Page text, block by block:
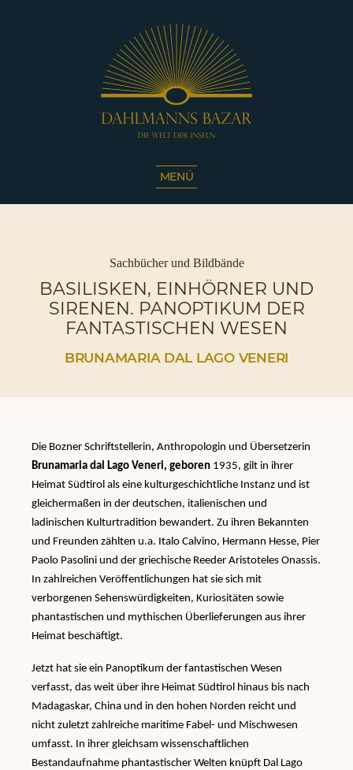
Die
Inseln
|
Café
Sassnitz
MENÜ
Kategorien
Sachbücher und Bildbände
BASILISKEN, EINHÖRNER UND
SIRENEN. PANOPTIKUM DER
FANTASTISCHEN WESEN
BRUNAMARIA DAL LAGO VENERI
Die Bozner Schriftstellerin, Anthropologin und Übersetzerin
Brunamaria dal Lago Veneri, geboren 1935, gilt in ihrer
Heimat Südtirol als eine kulturgeschichtliche Instanz und ist
gleichermaßen in der deutschen, italienischen und
ladinischen Kulturtradition bewandert. Zu ihren Bekannten
und Freunden zählten u.a. Italo Calvino, Hermann Hesse, Pier
Paolo Pasolini und der griechische Reeder Aristoteles Onassis.
In zahlreichen Veröffentlichungen hat sie sich mit
verborgenen Sehenswürdigkeiten, Kuriositäten sowie
phantastischen und mythischen Überlieferungen aus ihrer
Heimat beschäftigt.
Jetzt hat sie ein Panoptikum der fantastischen Wesen
verfasst, das weit über ihre Heimat Südtirol hinaus bis nach
Madagaskar, China und in den hohen Norden reicht und
nicht zuletzt zahlreiche maritime Fabel- und Mischwesen
umfasst. In ihrer gleichsam wissenschaftlichen
Bestandaufnahme phantastischer Welten knüpft Dal Lago